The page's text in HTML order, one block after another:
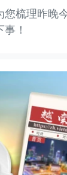
您梳理昨晚
！